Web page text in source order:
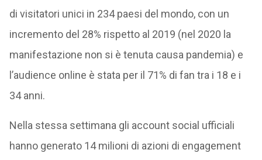
di visitatori unici in 234 paesi del mondo, con un
incremento del 28% rispetto al 2019 (nel 2020 la
manifestazione non si è tenuta causa pandemia) e
l’audience online è stata per il 71% di fan tra i 18 e i
34 anni.
Nella stessa settimana gli account social ufficiali
hanno generato 14 milioni di azioni di engagement